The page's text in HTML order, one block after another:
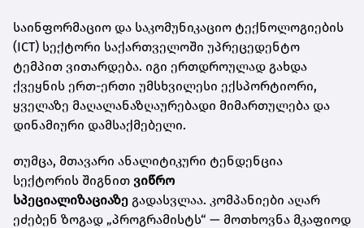
საინფორმაციო და საკომუნიკაციო ტექნოლოგიების
(ICT) სექტორი საქართველოში უპრეცედენტო
ტემპით ვითარდება. იგი ერთდროულად გახდა
ქვეყნის ერთ-ერთი უმსხვილესი ექსპორტიორი,
ყველაზე მაღალანაზღაურებადი მიმართულება და
დინამიური დამსაქმებელი.
თუმცა, მთავარი ანალიტიკური ტენდენცია
სექტორის შიგნით ვიწრო
სპეციალიზაციაზე გადასვლაა. კომპანიები აღარ
ეძებენ ზოგად „პროგრამისტს“ — მოთხოვნა მკაფიოდ